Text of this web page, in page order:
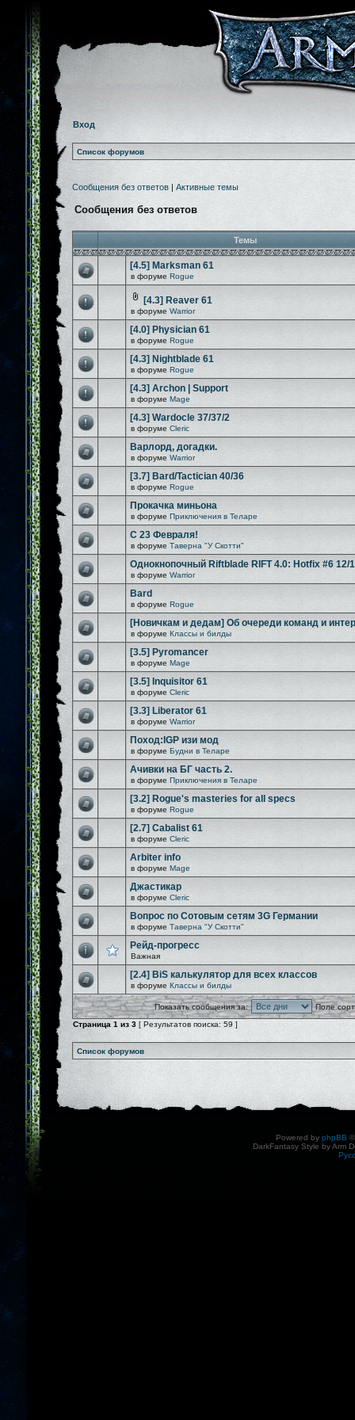
Вход
Список форумов
Сообщения без ответов | Активные темы
Сообщения без ответов
Темы
[4.5] Marksman 61
в форуме Rogue
[4.3] Reaver 61
в форуме Warrior
[4.0] Physician 61
в форуме Rogue
[4.3] Nightblade 61
в форуме Rogue
[4.3] Archon | Support
в форуме Mage
[4.3] Wardocle 37/37/2
в форуме Cleric
Варлорд, догадки.
в форуме Warrior
[3.7] Bard/Tactician 40/36
в форуме Rogue
Прокачка миньона
в форуме Приключения в Теларе
С 23 Февраля!
в форуме Таверна "У Скотти"
Однокнопочный Riftblade RIFT 4.0: Hotfix #6 12/
в форуме Warrior
Bard
в форуме Rogue
[Новичкам и дедам] Об очереди команд и
в форуме Классы и билды
[3.5] Pyromancer
в форуме Mage
[3.5] Inquisitor 61
в форуме Cleric
[3.3] Liberator 61
в форуме Warrior
Поход:IGP изи мод
в форуме Будни в Теларе
Ачивки на БГ часть 2.
в форуме Приключения в Теларе
[3.2] Rogue's masteries for all specs
в форуме Rogue
[2.7] Cabalist 61
в форуме Cleric
Arbiter info
в форуме Mage
Джастикар
в форуме Cleric
Вопрос по Сотовым сетям 3G Германии
в форуме Таверна "У Скотти"
Рейд-прогресс
Важная
[2.4] BiS калькулятор для всех классов
в форуме Классы и билды
Показать сообщения за:
Поле
Страница 1 из 3 [ Результатов поиска: 59 ]
Список форумов
Powered by phpBB
DarkFantasy Style by Arm